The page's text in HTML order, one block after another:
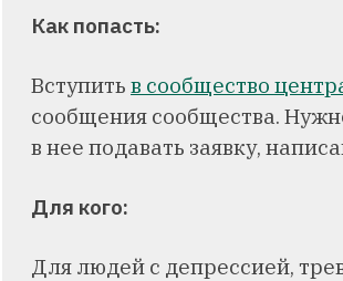
Как попасть:
Вступить в сообщество
сообщения сообщества.
в нее подавать заявку,
Для кого:
Для людей с депрессией,